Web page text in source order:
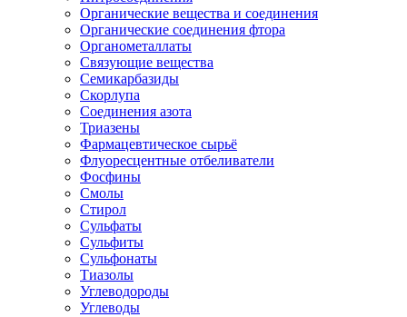
Органические вещества и соединения
Органические соединения фтора
Органометаллаты
Связующие вещества
Семикарбазиды
Скорлупа
Соединения азота
Триазены
Фармацевтическое сырьё
Флуоресцентные отбеливатели
Фосфины
Смолы
Стирол
Сульфаты
Сульфиты
Сульфонаты
Тиазолы
Углеводороды
Углеводы